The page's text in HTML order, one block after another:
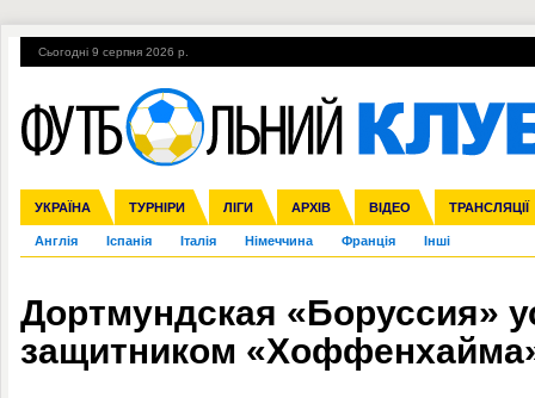
Сьогодні 9 серпня 2026 р.
УКРАЇНА ТУРНІРИ ЛІГИ АРХІВ ВІДЕО ТРАНСЛЯЦІЇ
Збірна Прем'єр-ліга Перша ліга Друга ліга Кубок України
Ліга чемпіонів Ліга Європи Міжнародні Ліга націй Ліга
Англія Іспанія Італія Німеччина Франція Інші
ЧС-2014 ЄВРО-2016 Росія Кубок конфедерацій ЧЄ-2015 (U-
Гарячі теми УПЛ, 2-й тур ВІЙНА УПЛ-ПЕРЕХОДИ
Дортмундская «Боруссия»
защитником